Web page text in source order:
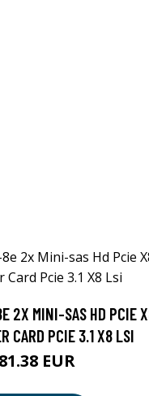
2X MINI-SAS HD PCIE
CARD PCIE 3.1 X8 LSI
EUR